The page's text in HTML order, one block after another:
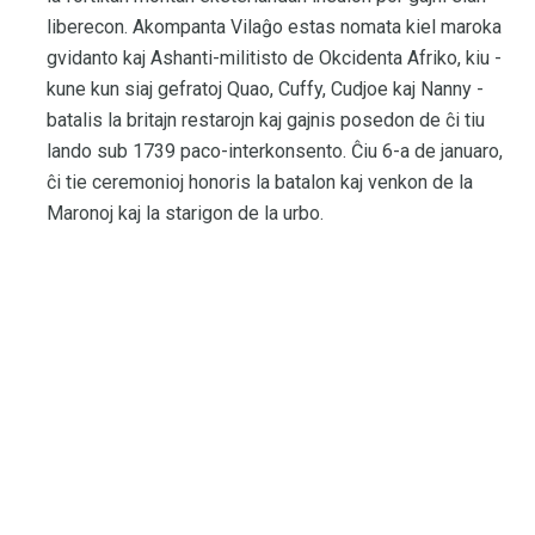
liberecon. Akompanta Vilaĝo estas nomata kiel maroka
gvidanto kaj Ashanti-militisto de Okcidenta Afriko, kiu -
kune kun siaj gefratoj Quao, Cuffy, Cudjoe kaj Nanny -
batalis la britajn restarojn kaj gajnis posedon de ĉi tiu
lando sub 1739 paco-interkonsento. Ĉiu 6-a de januaro,
ĉi tie ceremonioj honoris la batalon kaj venkon de la
Maronoj kaj la starigon de la urbo.